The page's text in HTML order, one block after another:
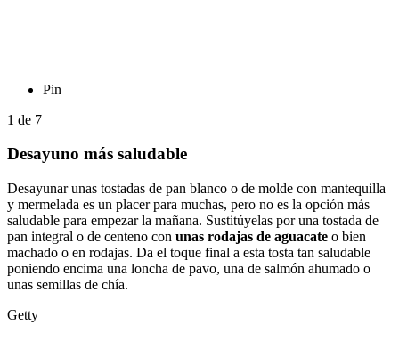
Pin
1 de 7
Desayuno más saludable
Desayunar unas tostadas de pan blanco o de molde con mantequilla
y mermelada es un placer para muchas, pero no es la opción más
saludable para empezar la mañana. Sustitúyelas por una tostada de
pan integral o de centeno con unas rodajas de aguacate o bien
machado o en rodajas. Da el toque final a esta tosta tan saludable
poniendo encima una loncha de pavo, una de salmón ahumado o
unas semillas de chía.
Getty